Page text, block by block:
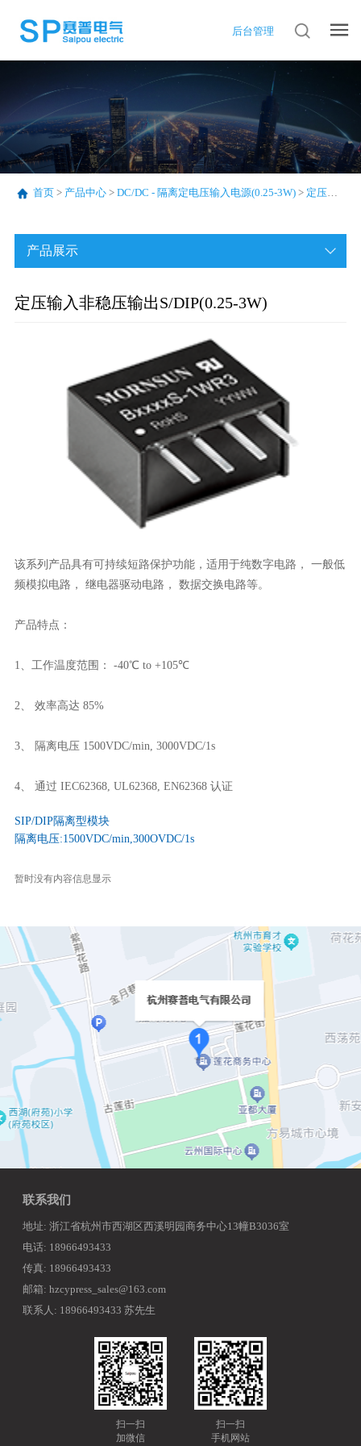
后台管理
首页> 产品中心> DC/DC - 隔离定电压输入电源(0.25-3W)> 定压输入非稳压输出S/DIP(0.25-3W)
产品展示
定压输入非稳压输出S/DIP(0.25-3W)
该系列产品具有可持续短路保护功能，适用于纯数字电路， 一般低
频模拟电路， 继电器驱动电路， 数据交换电路等。
产品特点：
1、工作温度范围： -40℃ to +105℃
2、 效率高达 85%
3、 隔离电压 1500VDC/min, 3000VDC/1s
4、 通过 IEC62368, UL62368, EN62368 认证
SIP/DIP隔离型模块
隔离电压:1500VDC/min,300OVDC/1s
暂时没有内容信息显示
联系我们
地址: 浙江省杭州市西湖区西溪明园商务中心13幢B3036室
电话: 18966493433
传真: 18966493433
邮箱: hzcypress_sales@163.com
联系人: 18966493433 苏先生
扫一扫
加微信
扫一扫
手机网站